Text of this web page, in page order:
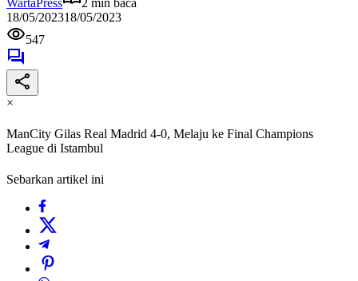
18/05/202318/05/2023
547
×
ManCity Gilas Real Madrid 4-0, Melaju ke Final Champions
League di Istambul
Sebarkan artikel ini